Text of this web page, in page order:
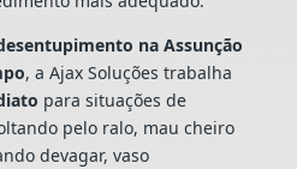
na Assunção
, a Ajax Soluções trabalha
para situações de
pelo ralo, mau cheiro
devagar, vaso